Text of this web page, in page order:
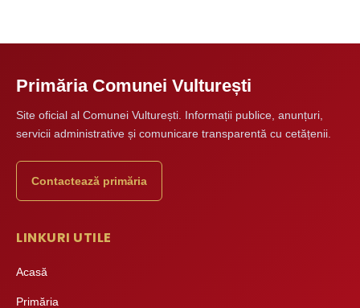
Primăria Comunei Vulturești
Site oficial al Comunei Vulturești. Informații publice, anunțuri,
servicii administrative și comunicare transparentă cu cetățenii.
Contactează primăria
LINKURI UTILE
Acasă
Primăria